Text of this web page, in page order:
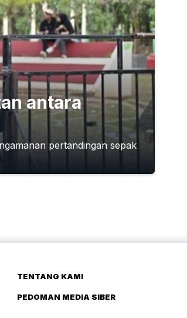
antara
pertandingan sepak
TENTANG KAMI
PEDOMAN MEDIA SIBER